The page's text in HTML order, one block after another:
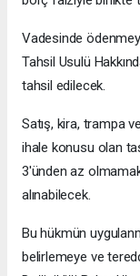
Vadesinde
Tahsil Usulü
tahsil edilecek.
Satış, kira, trampa
ihale konusu olan
3'ünden az
alınabilecek.
Bu hükmün
belirlemeye ve